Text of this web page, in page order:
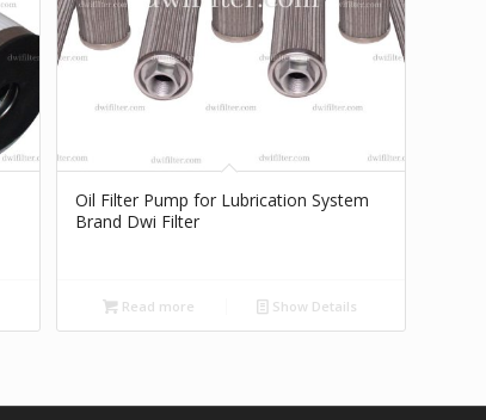
Oil Filter Pump for Lubrication System
Brand Dwi Filter
Read more Show Details